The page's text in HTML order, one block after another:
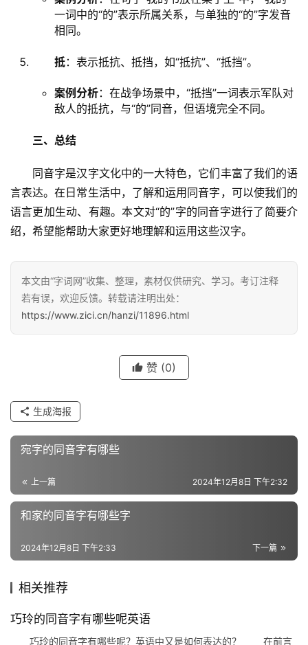
义
近
义
词
词
一词中的“的”表示所属关系，与单独的“的”字发音
相同。
抵：表示抵抗、抵挡，如“抵抗”、“抵挡”。
案例分析：在战争场景中，“抵挡”一词表示军队对
敌人的抵抗，与“的”同音，但语境完全不同。
三、总结
同音字是汉字文化中的一大特色，它们丰富了我们的语
言表达。在日常生活中，了解和运用同音字，可以使我们的
语言更加生动、有趣。本文对“的”字的同音字进行了简要介
绍，希望能帮助大家更好地理解和运用这些汉字。
本文由“字词网”收集、整理，素材仅供研究、学习。考订注释
若有误，欢迎反馈。转载请注明出处：
https://www.zici.cn/hanzi/11896.html
赞 (0)
生成海报
宛字的同音字有哪些
上一篇 2024年12月8日 下午2:32
和家的同音字有哪些字
下一篇
2024年12月8日 下午2:33
相关推荐
巧玲的同音字有哪些呢英语
巧玲的同音字有哪些呢？英语中又是如何表达的？ 在前言